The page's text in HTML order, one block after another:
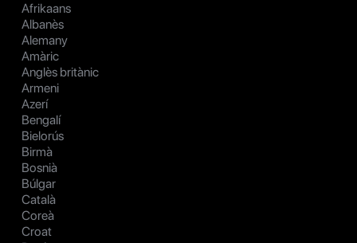
Afrikaans
Albanès
Alemany
Amàric
Anglès britànic
Armeni
Azerí
Bengalí
Bielorús
Birmà
Bosnià
Búlgar
Català
Coreà
Croat